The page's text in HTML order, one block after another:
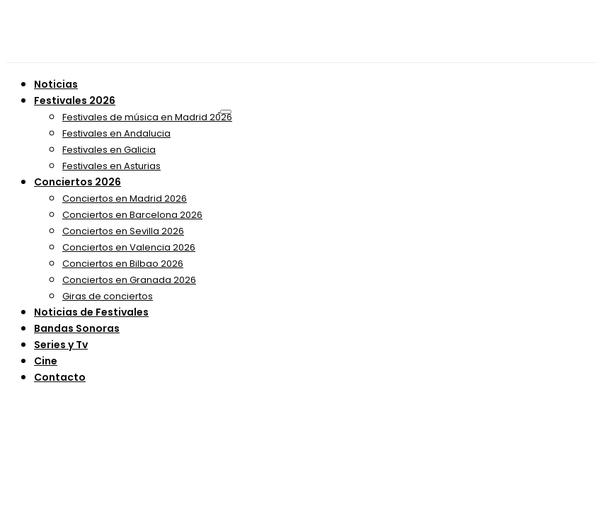
Noticias
Festivales 2026
Festivales de música en Madrid 2026
Festivales en Andalucia
Festivales en Galicia
Festivales en Asturias
Conciertos 2026
Conciertos en Madrid 2026
Conciertos en Barcelona 2026
Conciertos en Sevilla 2026
Conciertos en Valencia 2026
Conciertos en Bilbao 2026
Conciertos en Granada 2026
Giras de conciertos
Noticias de Festivales
Bandas Sonoras
Series y Tv
Cine
Contacto